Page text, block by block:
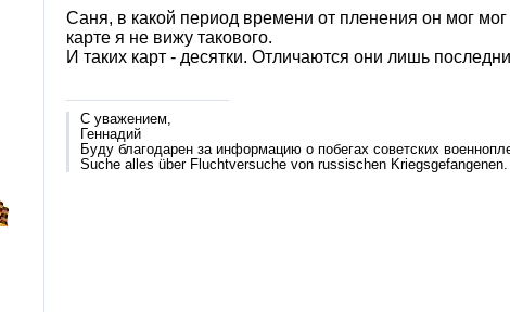
Саня, в какой период времени от пленения он мог
карте я не вижу такового.
И таких карт - десятки. Отличаются они лишь
С уважением,
Геннадий
Буду благодарен за информацию о побегах советских
Suche alles über Fluchtversuche von russischen Kriegsgefangenen.